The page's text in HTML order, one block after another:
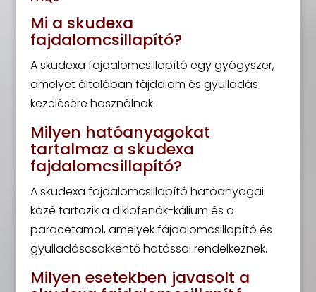
Mi a skudexa
fajdalomcsillapító?
A skudexa fajdalomcsillapító egy gyógyszer,
amelyet általában fájdalom és gyulladás
kezelésére használnak.
Milyen hatóanyagokat
tartalmaz a skudexa
fajdalomcsillapító?
A skudexa fajdalomcsillapító hatóanyagai
közé tartozik a diklofenák-kálium és a
paracetamol, amelyek fájdalomcsillapító és
gyulladáscsökkentő hatással rendelkeznek.
Milyen esetekben javasolt a